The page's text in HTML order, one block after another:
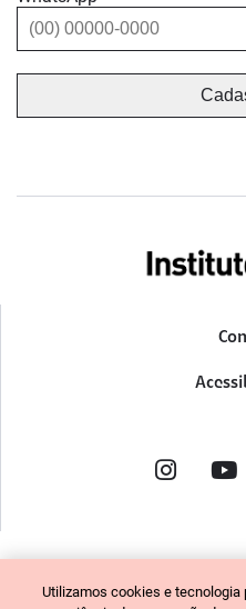
PORTAL
Utilizamos cookies e tecnologia